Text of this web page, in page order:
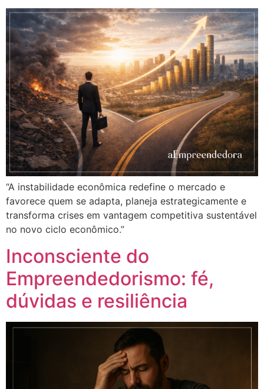
“A instabilidade econômica redefine o mercado e
favorece quem se adapta, planeja estrategicamente e
transforma crises em vantagem competitiva sustentável
no novo ciclo econômico.”
Inconsciente do
Empreendedorismo: fé,
dúvidas e resiliência